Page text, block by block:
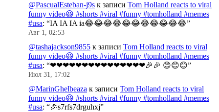
@PascualEsteban-j9s к записи Tom Holland reacts to viral
funny video😆 #shorts #viral #funny #tomholland #memes
#usa: “IA IA IA ia😂😂😂😂😂😂😂😂😂😂😂”
Авг 1, 02:53
@tashajackson9855 к записи Tom Holland reacts to viral
funny video😆 #shorts #viral #funny #tomholland #memes
#usa: “❤❤❤❤❤❤❤❤❤❤❤❤❤❤❤🎉🎉 😊😊😊”
Июл 31, 17:02
@MarinGhelbeaza к записи Tom Holland reacts to viral
funny video😆 #shorts #viral #funny #tomholland #memes
#usa: “🎉s7rfs7drguhxj”